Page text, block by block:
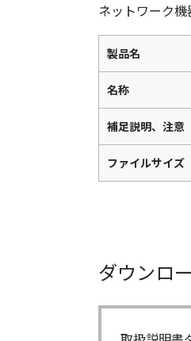
ネットワーク機
製品名
名称
補足説明、注意
ファイルサイズ
ダウンロ